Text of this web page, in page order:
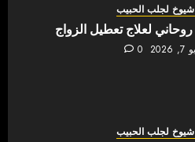
شيوخ لجلب الحبيب
لعلاج تعطيل الزواج
0
شيوخ لجلب الحبيب